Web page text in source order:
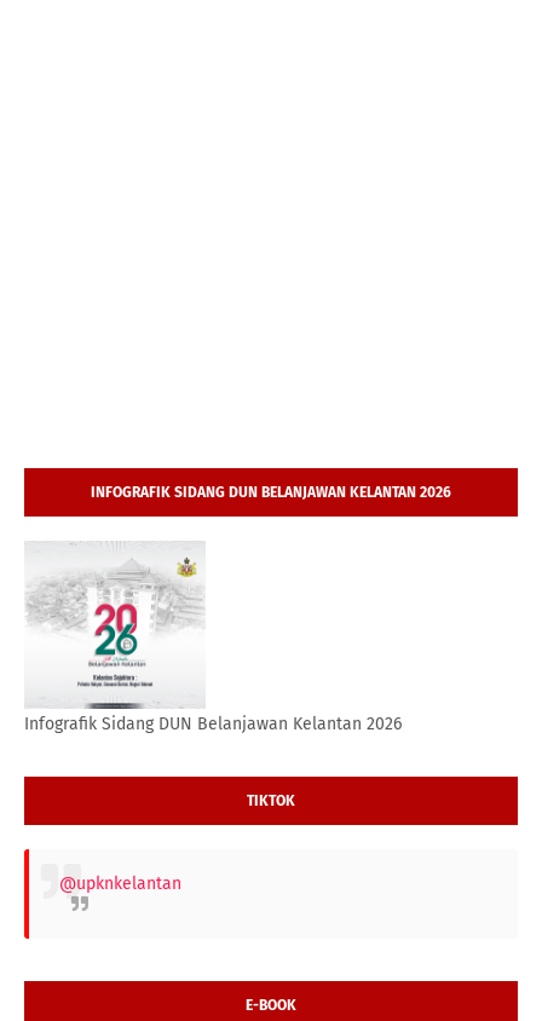
INFOGRAFIK SIDANG DUN BELANJAWAN KELANTAN 2026
Infografik Sidang DUN Belanjawan Kelantan 2026
TIKTOK
@upknkelantan
E-BOOK